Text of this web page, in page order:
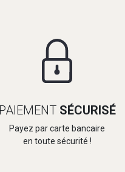
PAIEMENT SÉCURISÉ
Payez par carte bancaire
en toute sécurité !